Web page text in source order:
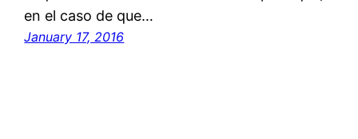
en el caso de que…
January 17, 2016